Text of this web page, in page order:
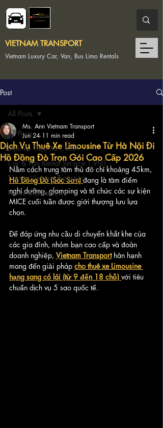
Vietnam Luxury Car, Van, Bus Limo Rentals
VIETNAM TRANSPORT
Post
All Posts
Dịch Vụ Thuê Xe | VNT
Car & Van Rental Service | VNT
Tin tức Vietnam Transport
News and Reviews
All Posts
Dịch Vụ Thuê Xe Limousine Từ Hà Nội Đi
Hồ Đồng Đò Trọn Gói Cao Cấp 2026
Ms. Ann Vietnam Transport
Jun 24 11 min read
Nằm cách trung tâm thủ đô chỉ khoảng 45km,
Hồ Đồng Đò (Sóc Sơn) đang là tâm điểm
nghỉ dưỡng, glamping và tổ chức các sự kiện
MICE cuối tuần được giới thượng lưu lựa
chọn.
Để đáp ứng nhu cầu di chuyển khắt khe của
các gia đình, nhóm bạn cao cấp và đoàn
doanh nghiệp, Vietnam Transport hân hạnh
mang đến giải pháp cho thuê xe Limousine
hạng sang có lái (từ 9 đến 18 chỗ) với tiêu
chuẩn dịch vụ 5 sao quốc tế.